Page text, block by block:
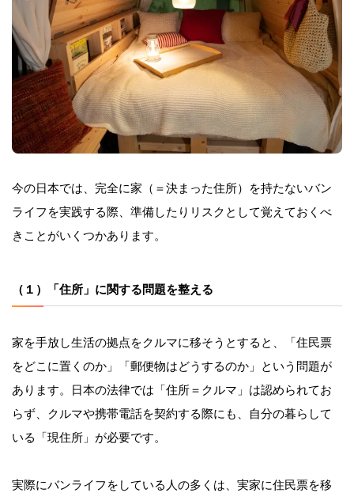
今の日本では、完全に家（＝決まった住所）を持たないバン
ライフを実践する際、準備したりリスクとして覚えておくべ
きことがいくつかあります。
（１）「住所」に関する問題を整える
家を手放し生活の拠点をクルマに移そうとすると、「住民票
をどこに置くのか」「郵便物はどうするのか」という問題が
あります。日本の法律では「住所＝クルマ」は認められてお
らず、クルマや携帯電話を契約する際にも、自分の暮らして
いる「現住所」が必要です。
実際にバンライフをしている人の多くは、実家に住民票を移